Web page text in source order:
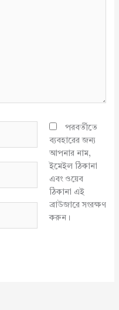
পরবর্তীতে
ব্যবহারের জন্য
আপনার নাম,
ইমেইল ঠিকানা
এবং ওয়েব
ঠিকানা এই
ব্রাউজারে সংরক্ষণ
করুন।